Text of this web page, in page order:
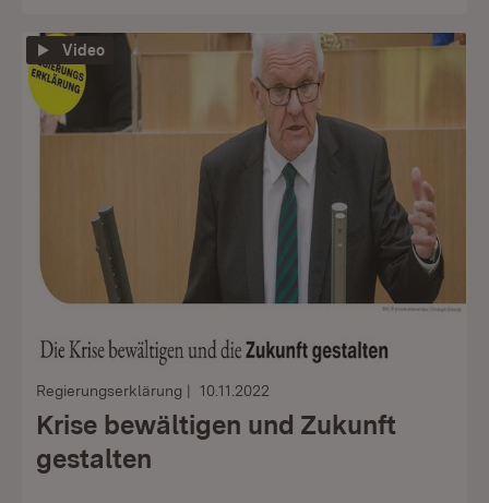
Video
Regierungserklärung 10.11.2022
Krise bewältigen und Zukunft
gestalten